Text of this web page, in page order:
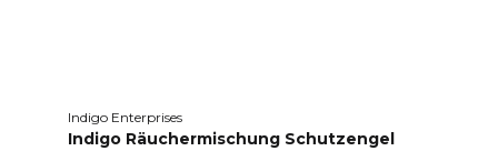
Indigo Enterprises
Indigo Räuchermischung Schutzengel